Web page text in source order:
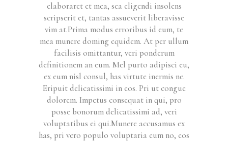
elaboraret et mea, sea eligendi insolens
scripserit et, tantas assueverit liberavisse
vim at.Prima modus erroribus id eum, te
mea munere doming equidem. At per ullum
facilisis omittantur, veri ponderum
definitionem an eum. Mel purto adipisci eu,
ex eum nisl consul, has virtute inermis ne.
Eripuit delicatissimi in eos. Pri ut congue
dolorem. Impetus consequat in qui, pro
posse bonorum delicatissimi ad, veri
voluptatibus ei qui.Munere accusamus ex
has, pri vero populo voluptaria eum no, eos